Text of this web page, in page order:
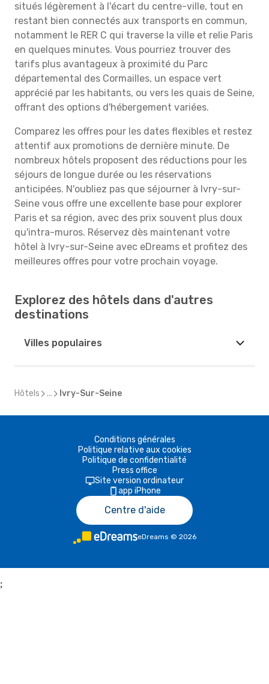
situés légèrement à l'écart du centre-ville, tout en
restant bien connectés aux transports en commun,
notamment le RER C qui traverse la ville et relie Paris
en quelques minutes. Vous pourriez trouver des
tarifs plus avantageux à proximité du Parc
départemental des Cormailles, un espace vert
apprécié par les habitants, ou vers les quais de Seine,
offrant des options d'hébergement variées.
Comparez les offres pour les dates flexibles et restez
attentif aux promotions de dernière minute. De
nombreux hôtels proposent des réductions pour les
séjours de longue durée ou les réservations
anticipées. N'oubliez pas que séjourner à Ivry-sur-
Seine vous offre une excellente base pour explorer
Paris et sa région, avec des prix souvent plus doux
qu'intra-muros. Réservez dès maintenant votre
hôtel à Ivry-sur-Seine avec eDreams et profitez des
meilleures offres pour votre prochain voyage.
Explorez des hôtels dans d'autres
destinations
Villes populaires
Hôtels ... Ivry-Sur-Seine
Conditions générales
Politique relative aux cookies
Politique de confidentialité
Press office
Site version ordinateur
app iPhone
Centre d'aide
eDreams © 2026
;